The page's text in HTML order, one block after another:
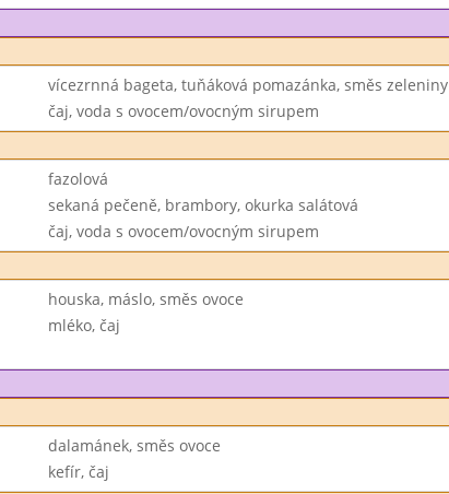
vícezrnná bageta, tuňáková pomazánka, směs zeleniny
čaj, voda s ovocem/ovocným sirupem
fazolová
sekaná pečeně, brambory, okurka salátová
čaj, voda s ovocem/ovocným sirupem
houska, máslo, směs ovoce
mléko, čaj
dalamánek, směs ovoce
kefír, čaj